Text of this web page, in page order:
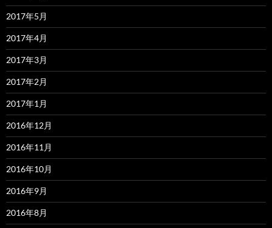
2017年5月
2017年4月
2017年3月
2017年2月
2017年1月
2016年12月
2016年11月
2016年10月
2016年9月
2016年8月